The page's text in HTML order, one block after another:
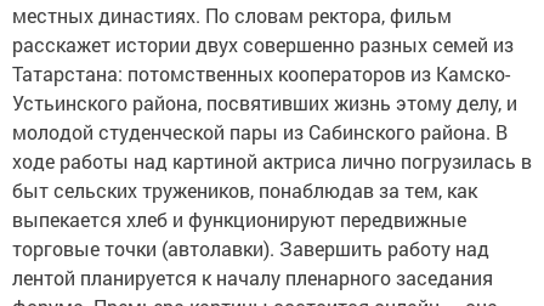
местных династиях. По словам ректора, фильм
расскажет истории двух совершенно разных семей из
Татарстана: потомственных кооператоров из Камско-
Устьинского района, посвятивших жизнь этому делу, и
молодой студенческой пары из Сабинского района. В
ходе работы над картиной актриса лично погрузилась в
быт сельских тружеников, понаблюдав за тем, как
выпекается хлеб и функционируют передвижные
торговые точки (автолавки). Завершить работу над
лентой планируется к началу пленарного заседания